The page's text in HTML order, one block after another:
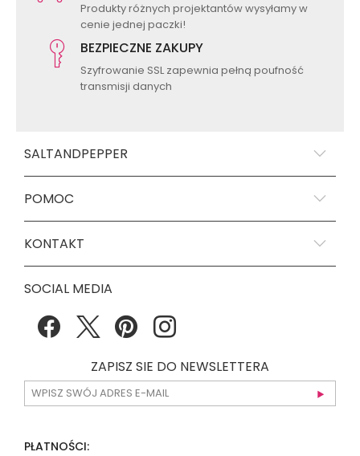
Produkty różnych projektantów wysyłamy w
cenie jednej paczki!
BEZPIECZNE ZAKUPY
Szyfrowanie SSL zapewnia pełną poufność
transmisji danych
SALTANDPEPPER
POMOC
KONTAKT
SOCIAL MEDIA
ZAPISZ SIE DO NEWSLETTERA
PŁATNOŚCI: